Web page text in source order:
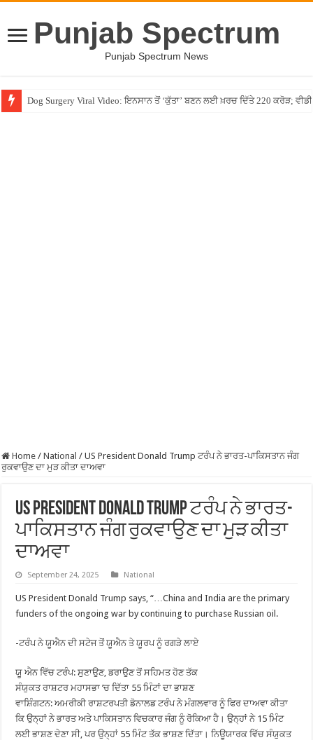
Punjab Spectrum
Punjab Spectrum News
Dog Surgery Viral Video: ਇਨਸਾਨ ਤੋਂ ‘ਕੁੱਤਾ’ ਬਣਨ ਲਈ ਖ਼ਰਚ ਦਿੱਤੇ 220 ਕਰੋੜ;
Home / National / US President Donald Trump ਟਰੰਪ ਨੇ ਭਾਰਤ-ਪਾਕਿਸਤਾਨ ਜੰਗ
ਰੁਕਵਾਉਣ ਦਾ ਮੁੜ ਕੀਤਾ ਦਾਅਵਾ
US President Donald Trump ਟਰੰਪ ਨੇ ਭਾਰਤ-
ਪਾਕਿਸਤਾਨ ਜੰਗ ਰੁਕਵਾਉਣ ਦਾ ਮੁੜ ਕੀਤਾ
ਦਾਅਵਾ
September 24, 2025 National
US President Donald Trump says, “…China and India are the primary
funders of the ongoing war by continuing to purchase Russian oil.
-ਟਰੰਪ ਨੇ ਯੂਐਨ ਦੀ ਸਟੇਜ ਤੋਂ ਯੂਐਨ ਤੇ ਯੂਰਪ ਨੂੰ ਰਗੜੇ ਲਾਏ
ਯੂ ਐਨ ਵਿੱਚ ਟਰੰਪ: ਸੁਣਾਉਣ, ਡਰਾਉਣ ਤੋਂ ਸਹਿਮਤ ਹੋਣ ਤੱਕ
ਸੰਯੁਕਤ ਰਾਸ਼ਟਰ ਮਹਾਸਭਾ ’ਚ ਦਿੱਤਾ 55 ਮਿੰਟਾਂ ਦਾ ਭਾਸ਼ਣ
ਵਾਸ਼ਿੰਗਟਨ: ਅਮਰੀਕੀ ਰਾਸ਼ਟਰਪਤੀ ਡੋਨਾਲਡ ਟਰੰਪ ਨੇ ਮੰਗਲਵਾਰ ਨੂੰ ਫਿਰ ਦਾਅਵਾ ਕੀਤਾ
ਕਿ ਉਨ੍ਹਾਂ ਨੇ ਭਾਰਤ ਅਤੇ ਪਾਕਿਸਤਾਨ ਵਿਚਕਾਰ ਜੰਗ ਨੂੰ ਰੋਕਿਆ ਹੈ। ਉਨ੍ਹਾਂ ਨੇ 15 ਮਿੰਟ
ਲਈ ਭਾਸ਼ਣ ਦੇਣਾ ਸੀ, ਪਰ ਉਨ੍ਹਾਂ 55 ਮਿੰਟ ਤੱਕ ਭਾਸ਼ਣ ਦਿੱਤਾ। ਨਿਊਯਾਰਕ ਵਿੱਚ ਸੰਯੁਕਤ